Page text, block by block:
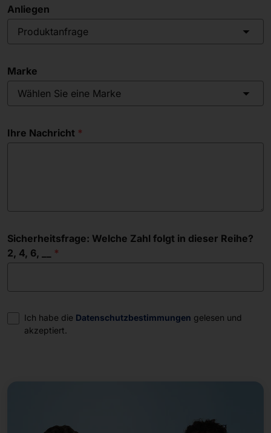
Anliegen
Produktanfrage
Marke
Wählen Sie eine Marke
Ihre Nachricht
Sicherheitsfrage: Welche Zahl folgt in dieser Reihe?
2, 4, 6, __
Einwilligung
Ich habe die Datenschutzbestimmungen gelesen und
akzeptiert.